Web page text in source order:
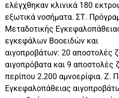
ελέγχθηκαν κλινικά 180
εξωτικά νοσήματα. ΣΤ.
Μεταδοτικής
εγκεφάλων Βοοειδών και
αιγοπροβάτων: 20 αποστολές
αιγοπρόβατα και 9 αποστολές
περίπου 2.200 αμνοερίφια. Ζ.
Εγκεφαλοπάθειας